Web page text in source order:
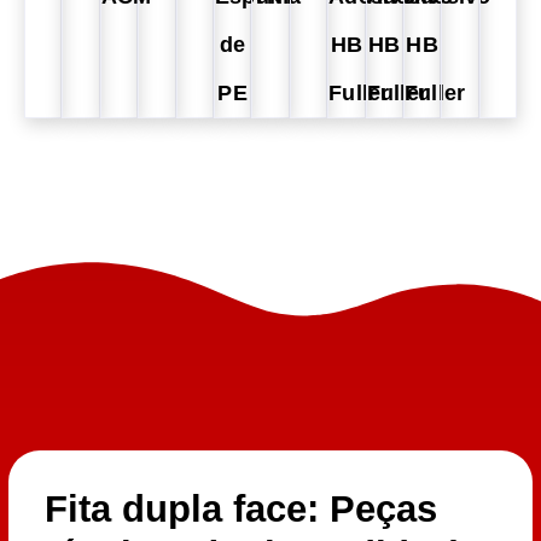
de
PE
HB
Fuller
HB
Fuller
HB
Fuller
Fita dupla face: Peças